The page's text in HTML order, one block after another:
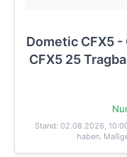
Dometic CFX5
CFX5 25
Stand: 02.08.2026,
haben.